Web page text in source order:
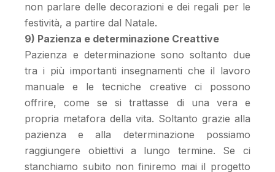
non parlare delle decorazioni e dei regali per le
festività, a partire dal Natale.
9) Pazienza e determinazione Creattive
Pazienza e determinazione sono soltanto due
tra i più importanti insegnamenti che il lavoro
manuale e le tecniche creative ci possono
offrire, come se si trattasse di una vera e
propria metafora della vita. Soltanto grazie alla
pazienza e alla determinazione possiamo
raggiungere obiettivi a lungo termine. Se ci
stanchiamo subito non finiremo mai il progetto